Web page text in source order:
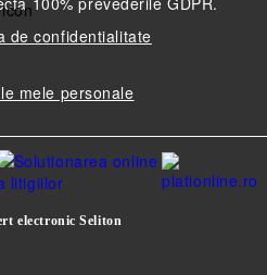
de confidentialitate
mele personale
electronic Seliton